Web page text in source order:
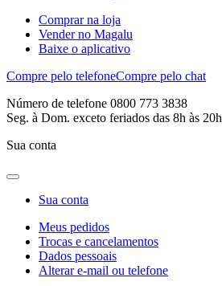
Comprar na loja
Vender no Magalu
Baixe o aplicativo
Compre pelo telefoneCompre pelo chat
Número de telefone 0800 773 3838
Seg. à Dom. exceto feriados das 8h às 20h
Sua conta
Sua conta
Meus pedidos
Trocas e cancelamentos
Dados pessoais
Alterar e-mail ou telefone